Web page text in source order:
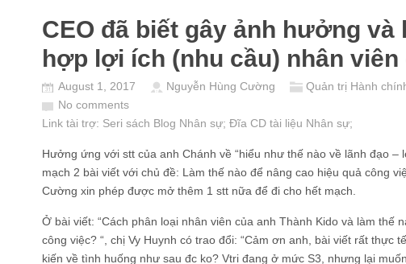
CEO đã biết gây ảnh hưởng và
hợp lợi ích (nhu cầu) nhân
August 1, 2017 Nguyễn Hùng Cường
Quản trị Hành
No comments
Link tài trợ: Seri sách Blog Nhân sự; Đĩa CD tài liệu Nhân sự;
Hưởng ứng với stt của anh Chánh về “hiểu như thế nào về lãnh đạo –
mạch 2 bài viết với chủ đề: Làm thế nào để nâng cao hiệu quả công
Cường xin phép được mở thêm 1 stt nữa để đi cho hết mạch.
Ở bài viết: “Cách phân loại nhân viên của anh Thành Kido và làm thế
công việc? “, chị Vy Huynh có trao đổi: “Cảm ơn anh, bài viết rất thực
kiến về tình huống như sau đc ko? Vtri đang ở mức S3, nhưng lại